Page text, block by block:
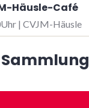
Häusle-Café
| CVJM-Häusle